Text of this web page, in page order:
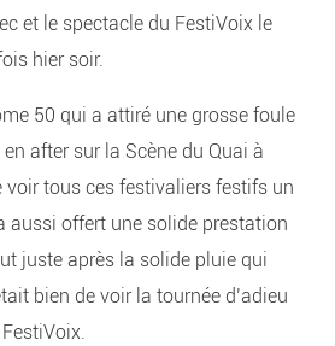
et le spectacle du FestiVoix le
hier soir.
50 qui a attiré une grosse foule
after sur la Scène du Quai à
voir tous ces festivaliers festifs un
aussi offert une solide prestation
juste après la solide pluie qui
bien de voir la tournée d’adieu